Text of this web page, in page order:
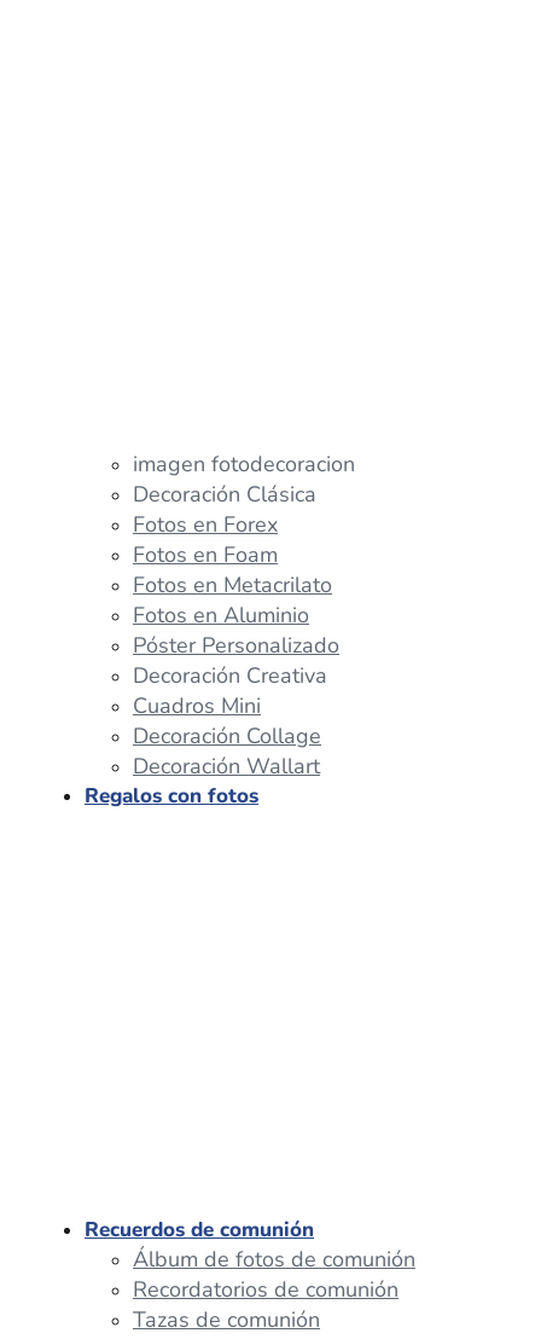
imagen fotodecoracion
Decoración Clásica
Fotos en Forex
Fotos en Foam
Fotos en Metacrilato
Fotos en Aluminio
Póster Personalizado
Decoración Creativa
Cuadros Mini
Decoración Collage
Decoración Wallart
Regalos con fotos
Recuerdos de comunión
Álbum de fotos de comunión
Recordatorios de comunión
Tazas de comunión